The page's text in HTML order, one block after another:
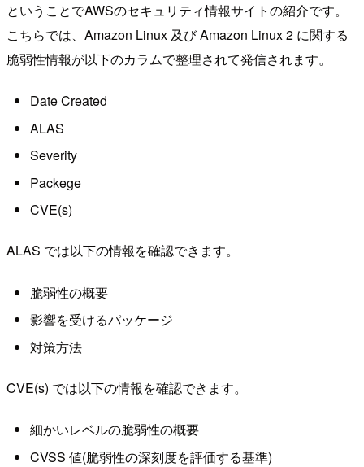
ということでAWSのセキュリティ情報サイトの紹介です。
こちらでは、Amazon Linux 及び Amazon Linux 2 に関する
脆弱性情報が以下のカラムで整理されて発信されます。
Date Created
ALAS
Severity
Packege
CVE(s)
ALAS では以下の情報を確認できます。
脆弱性の概要
影響を受けるパッケージ
対策方法
CVE(s) では以下の情報を確認できます。
細かいレベルの脆弱性の概要
CVSS 値(脆弱性の深刻度を評価する基準)